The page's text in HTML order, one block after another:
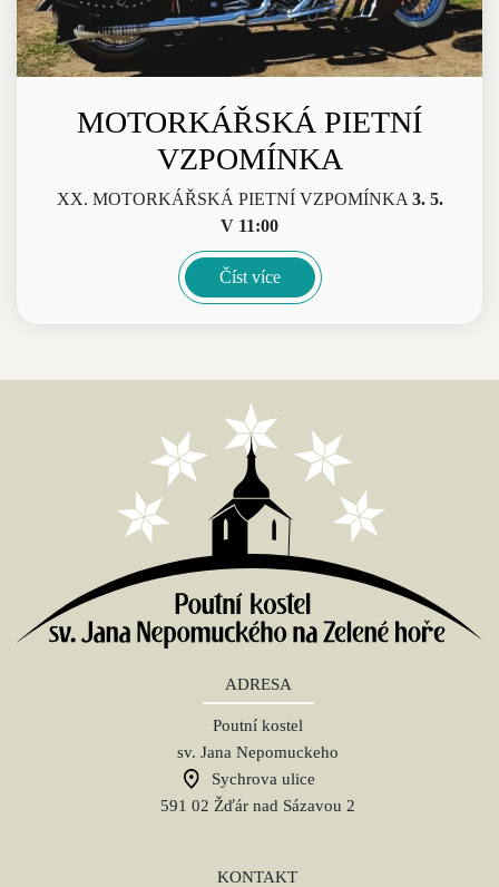
MOTORKÁŘSKÁ PIETNÍ
VZPOMÍNKA
XX. MOTORKÁŘSKÁ PIETNÍ VZPOMÍNKA 3. 5.
V 11:00
Číst více
ADRESA
Poutní kostel
sv. Jana Nepomuckeho
Sychrova ulice
591 02 Žďár nad Sázavou 2
KONTAKT